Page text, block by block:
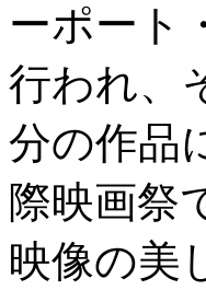
ーポート
行われ、
分の作品
際映画祭
映像の美